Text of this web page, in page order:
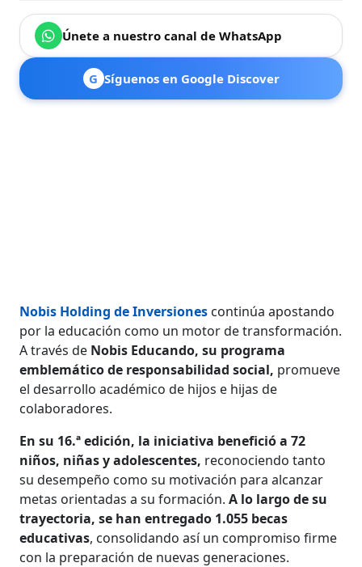
Únete a nuestro canal de WhatsApp
G Síguenos en Google Discover
Nobis Holding de Inversiones continúa apostando
por la educación como un motor de transformación.
A través de Nobis Educando, su programa
emblemático de responsabilidad social, promueve
el desarrollo académico de hijos e hijas de
colaboradores.
En su 16.ª edición, la iniciativa benefició a 72
niños, niñas y adolescentes, reconociendo tanto
su desempeño como su motivación para alcanzar
metas orientadas a su formación.A lo largo de su
trayectoria, se han entregado 1.055 becas
educativas, consolidando así un compromiso firme
con la preparación de nuevas generaciones.